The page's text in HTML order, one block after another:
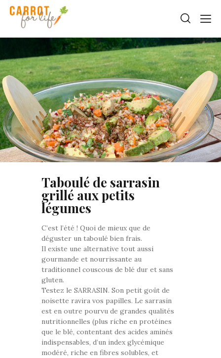
Taboulé de sarrasin
grillé aux petits
légumes
C’est l’été ! Quoi de mieux que de
déguster un taboulé bien frais.
Il existe une alternative tout aussi
gourmande et nourrissante au
traditionnel couscous de blé dur et sans
gluten.
Testez le SARRASIN. Son petit goût de
noisette ravira vos papilles. Le sarrasin
est en outre pourvu de grandes qualités
nutritionnelles (plus riche en protéines
que le blé, contentant des acides aminés
indispensables, d’un index glycémique
modéré, riche en fibres solubles, et